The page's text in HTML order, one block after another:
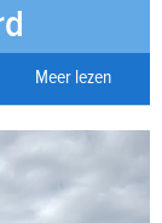
in
Meer lezen